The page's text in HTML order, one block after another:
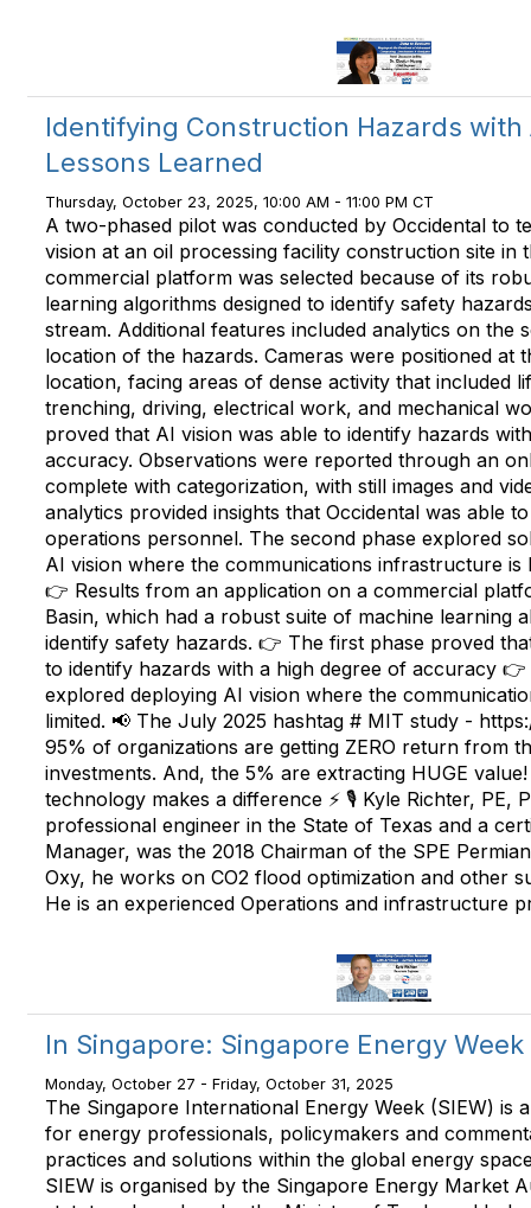
Identifying Construction Hazards with
Lessons Learned
Thursday, October 23, 2025, 10:00 AM - 11:00 PM CT
A two-phased pilot was conducted by Occidental to
vision at an oil processing facility construction site in
commercial platform was selected because of its
learning algorithms designed to identify safety
stream. Additional features included analytics on the
location of the hazards. Cameras were positioned at
location, facing areas of dense activity that included
trenching, driving, electrical work, and mechanical
proved that AI vision was able to identify hazards
accuracy. Observations were reported through an
complete with categorization, with still images and
analytics provided insights that Occidental was able
operations personnel. The second phase explored
AI vision where the communications infrastructure is
👉 Results from an application on a commercial
Basin, which had a robust suite of machine learning
identify safety hazards. 👉 The first phase proved
to identify hazards with a high degree of accuracy
explored deploying AI vision where the
limited. 📢 The July 2025 hashtag # MIT study -
95% of organizations are getting ZERO return from
investments. And, the 5% are extracting HUGE
technology makes a difference ⚡ 🎙️ Kyle Richter, PE,
professional engineer in the State of Texas and a
Manager, was the 2018 Chairman of the SPE
Oxy, he works on CO2 flood optimization and other
He is an experienced Operations and infrastructure
In Singapore: Singapore Energy Week
Monday, October 27 - Friday, October 31, 2025
The Singapore International Energy Week (SIEW) is
for energy professionals, policymakers and
practices and solutions within the global energy
SIEW is organised by the Singapore Energy Market